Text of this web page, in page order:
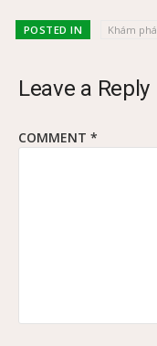
POSTED IN Khám phá
Leave a Reply
COMMENT *